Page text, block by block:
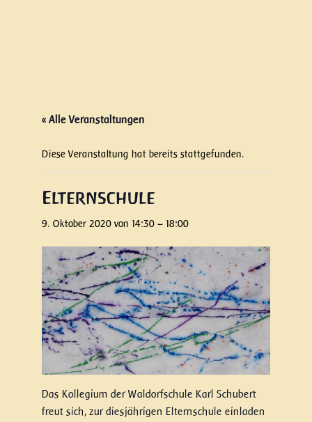
« Alle Veranstaltungen
Diese Veranstaltung hat bereits stattgefunden.
Elternschule
9. Oktober 2020 von 14:30 – 18:00
Das Kollegium der Waldorfschule Karl Schubert
freut sich, zur diesjährigen Elternschule einladen